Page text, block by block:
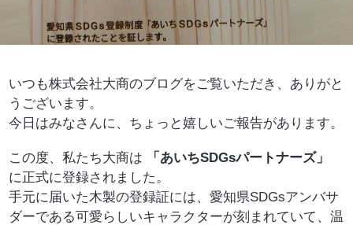
いつも株式会社大商のブログをご覧いただき、ありがと
うございます。
今日はみなさんに、ちょっと嬉しいご報告があります。
この度、私たち大商は
「あいちSDGsパートナーズ」
に正式に登録されました。
手元に届いた木製の登録証には、愛知県SDGsアンバサ
ダーである可愛らしいキャラクターが刻まれていて、温